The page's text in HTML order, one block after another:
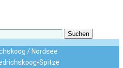
Suchen
/ Nordsee
Spitze